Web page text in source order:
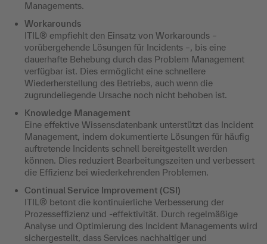
Managements.
Workarounds
ITIL® empfiehlt den Einsatz von Workarounds –
vorübergehende Lösungen für Incidents –, bis eine
dauerhafte Behebung durch das Problem Management
verfügbar ist. Dies ermöglicht eine schnellere
Wiederherstellung des Betriebs, auch wenn die
zugrundeliegende Ursache noch nicht behoben ist.
Knowledge Management
Eine effektive Wissensdatenbank unterstützt das Incident
Management, indem dokumentierte Lösungen für häufig
auftretende Incidents schnell bereitgestellt werden
können. Dies reduziert Bearbeitungszeiten und verbessert
die Effizienz bei wiederkehrenden Problemen.
Continual Service Improvement (CSI)
ITIL® betont die kontinuierliche Verbesserung der
Prozesseffizienz und -effektivität. Durch regelmäßige
Analyse und Optimierung des Incident Managements wird
sichergestellt, dass Services nachhaltiger und